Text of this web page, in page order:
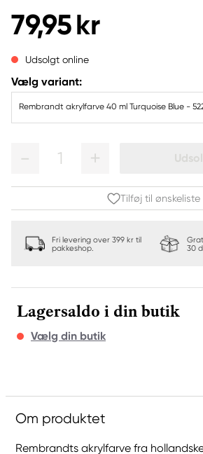
79,95 kr
Udsolgt online
Vælg variant:
Rembrandt akrylfarve 40 ml Turquoise Blue -
1
Tilføj til ønskeliste
Fri levering over 399 kr til
pakkeshop.
30
Lagersaldo i din butik
Vælg din butik
Om produktet
Rembrandts akrylfarve fra